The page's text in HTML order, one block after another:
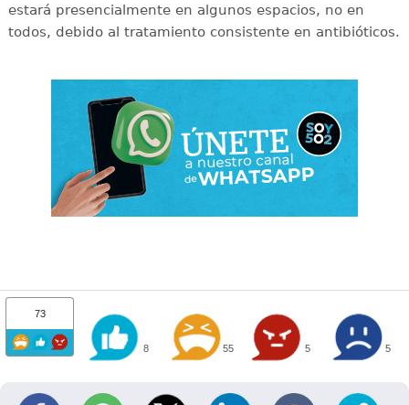
estará presencialmente en algunos espacios, no en
todos, debido al tratamiento consistente en antibióticos.
73
8 55 5 5